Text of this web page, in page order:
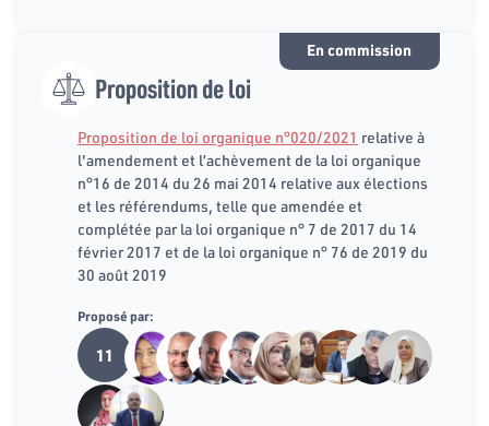
En commission
Proposition de loi
Proposition de loi organique n°020/2021 relative à
l'amendement et l’achèvement de la loi organique
n°16 de 2014 du 26 mai 2014 relative aux élections
et les référendums, telle que amendée et
complétée par la loi organique n° 7 de 2017 du 14
février 2017 et de la loi organique n° 76 de 2019 du
30 août 2019
Proposé par:
11